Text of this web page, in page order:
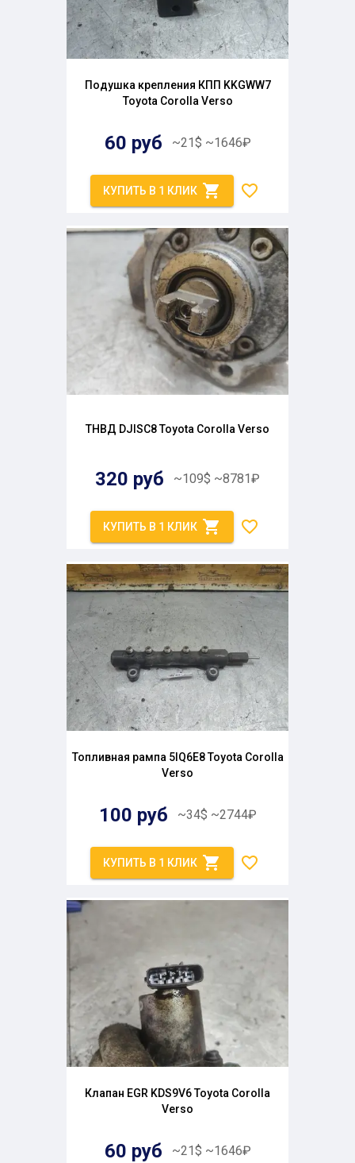
Подушка крепления КПП KKGWW7
Toyota Corolla Verso
60 руб ~21$ ~1646₽
КУПИТЬ В 1 КЛИК
ТНВД DJISC8 Toyota Corolla Verso
320 руб ~109$ ~8781₽
КУПИТЬ В 1 КЛИК
Топливная рампа 5IQ6E8 Toyota Corolla
Verso
100 руб ~34$ ~2744₽
КУПИТЬ В 1 КЛИК
Клапан EGR KDS9V6 Toyota Corolla
Verso
60 руб ~21$ ~1646₽